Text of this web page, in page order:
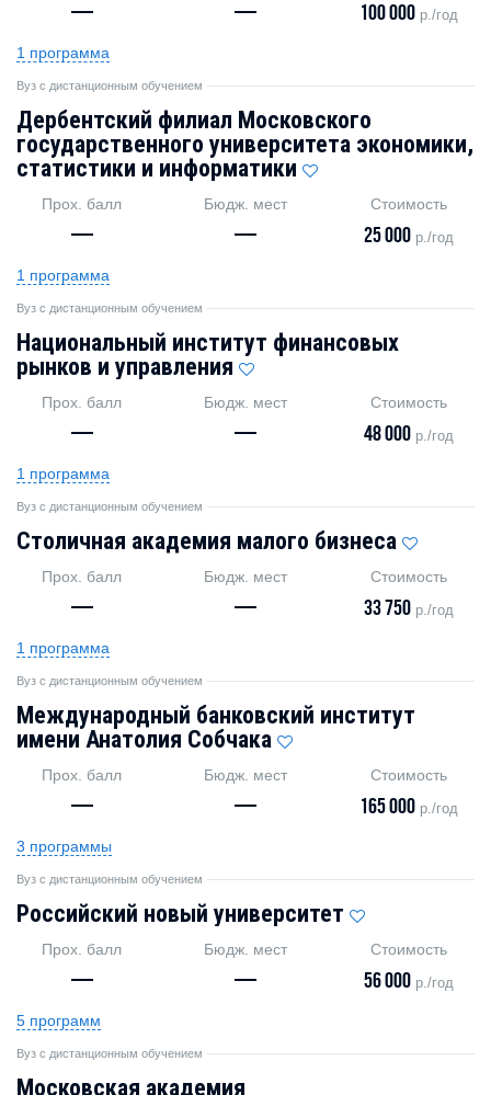
— — 100 000 р./год
1 программа
Вуз с дистанционным обучением
Дербентский филиал Московского
государственного университета экономики,
статистики и информатики
Прох. балл
—
Бюдж. мест
—
Стоимость
25 000 р./год
1 программа
Вуз с дистанционным обучением
Национальный институт финансовых
рынков и управления
Прох. балл
—
Бюдж. мест
—
Стоимость
48 000 р./год
1 программа
Вуз с дистанционным обучением
Столичная академия малого бизнеса
Прох. балл
—
Бюдж. мест
—
Стоимость
33 750 р./год
1 программа
Вуз с дистанционным обучением
Международный банковский институт
имени Анатолия Собчака
Прох. балл
—
Бюдж. мест
—
Стоимость
165 000 р./год
3 программы
Вуз с дистанционным обучением
Российский новый университет
Прох. балл
—
Бюдж. мест
—
Стоимость
56 000 р./год
5 программ
Вуз с дистанционным обучением
Московская академия